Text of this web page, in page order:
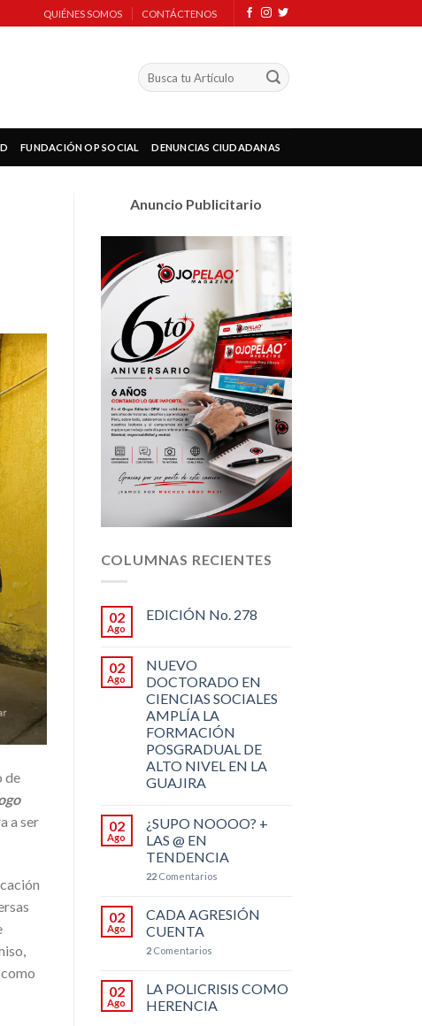
QUIÉNES SOMOS CONTÁCTENOS
FUNDACIÓN OP SOCIAL DENUNCIAS CIUDADANAS
de
a ser
Anuncio Publicitario
COLUMNAS RECIENTES
02
Ago
EDICIÓN No. 278
02
Ago
NUEVO
DOCTORADO EN
CIENCIAS SOCIALES
AMPLÍA LA
FORMACIÓN
POSGRADUAL DE
ALTO NIVEL EN LA
GUAJIRA
02
Ago
¿SUPO NOOOO? +
LAS @ EN
TENDENCIA
22Comentarios
02
Ago
CADA AGRESIÓN
CUENTA
2Comentarios
02
Ago
LA POLICRISIS COMO
HERENCIA